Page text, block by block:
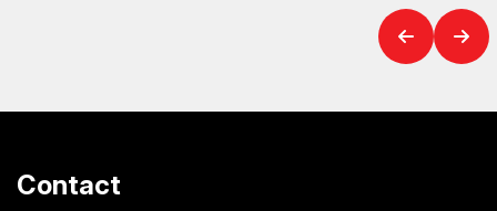
Contact